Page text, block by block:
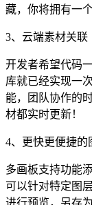
藏，你将拥有一
3、云端素材关联
开发者希望代码
库就已经实现一
能，团队协作的
材都实时更新！
4、更快更便捷的
多画板支持功能
可以针对特定图